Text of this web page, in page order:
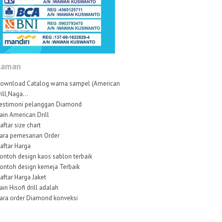
Catalog warna sampel (American
pelanggan Diamond
American Drill
size chart
pemesanan Order
Harga
design kaos sablon terbaik
design kemeja Terbaik
Harga Jaket
Hisofi drill adalah
order Diamond konveksi